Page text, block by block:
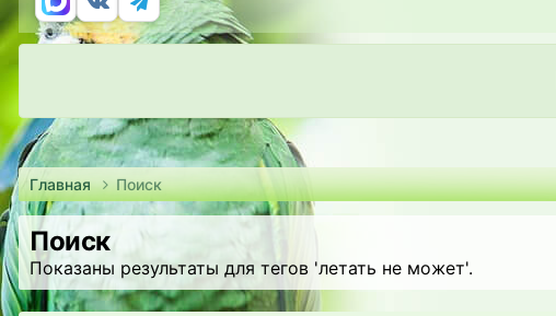
Главная Поиск
Поиск
Показаны результаты для тегов 'летать не может'.